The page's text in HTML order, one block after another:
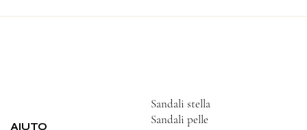
AIUTO
Sandali stella
Sandali pelle